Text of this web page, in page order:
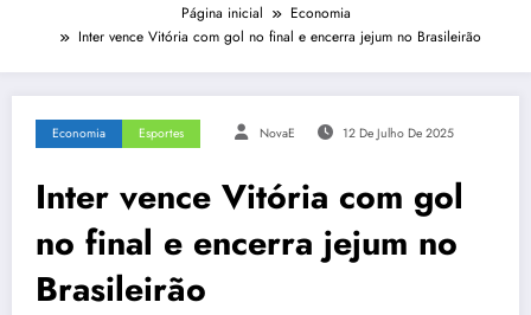
Página inicial
Economia
Inter vence Vitória com gol no final e encerra jejum no Brasileirão
Economia Esportes NovaE 12 De Julho De 2025
Inter vence Vitória com gol
no final e encerra jejum no
Brasileirão